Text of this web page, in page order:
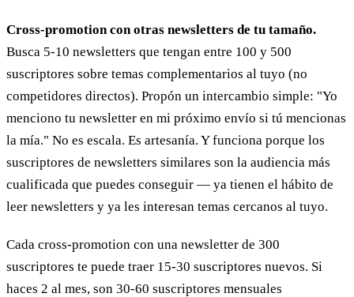
Cross-promotion con otras newsletters de tu tamaño.
Busca 5-10 newsletters que tengan entre 100 y 500
suscriptores sobre temas complementarios al tuyo (no
competidores directos). Propón un intercambio simple: "Yo
menciono tu newsletter en mi próximo envío si tú mencionas
la mía." No es escala. Es artesanía. Y funciona porque los
suscriptores de newsletters similares son la audiencia más
cualificada que puedes conseguir — ya tienen el hábito de
leer newsletters y ya les interesan temas cercanos al tuyo.
Cada cross-promotion con una newsletter de 300
suscriptores te puede traer 15-30 suscriptores nuevos. Si
haces 2 al mes, son 30-60 suscriptores mensuales